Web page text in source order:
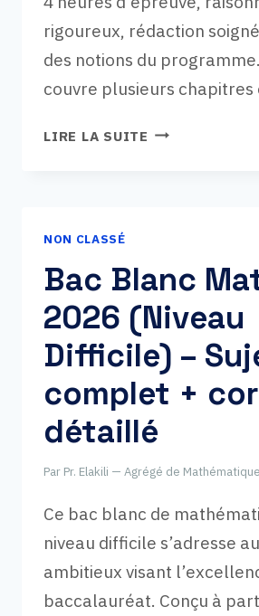
rigoureux, rédaction
des notions du
couvre plusieurs
LIRE LA SUITE BAC
(TERMINALE
SPÉCIALITÉ)
+
CORRIGÉ
COMPLET
NON CLASSÉ
Bac Blanc
2026 (Niveau
Difficile) –
complet +
détaillé
Par Pr. Elakili — Agrégé de
Ce bac blanc de
niveau difficile s’adresse
ambitieux visant
baccalauréat. Conçu à